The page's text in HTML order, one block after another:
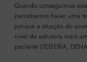
Quando conseguimos
percebemos haver uma
porque a atuação do
nível da estrutura mais
paciente (TEIXEIRA,